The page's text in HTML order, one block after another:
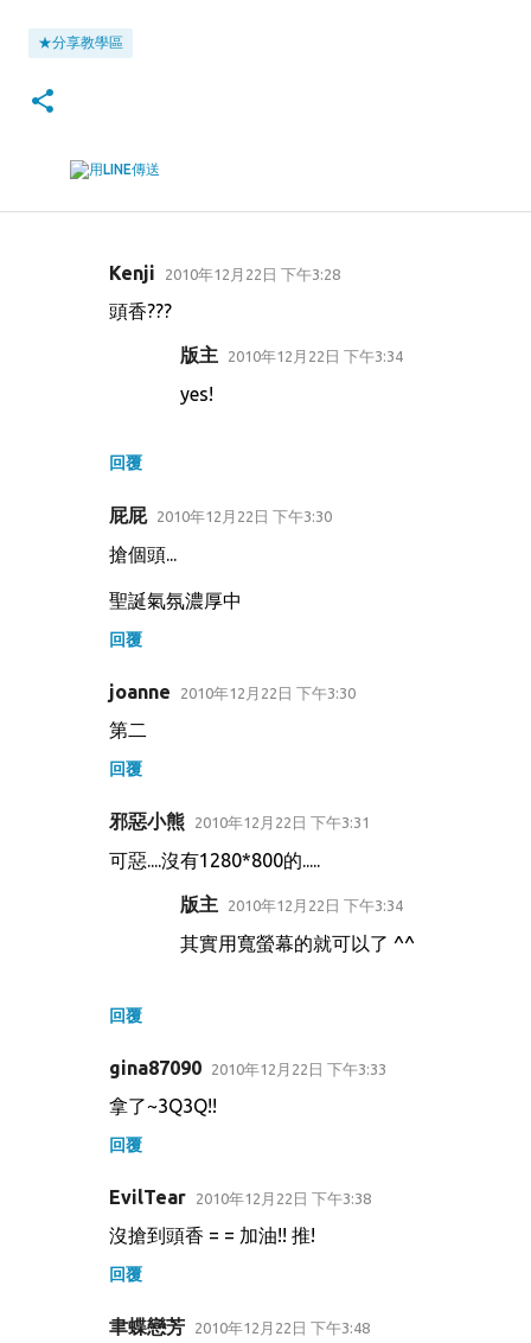
★分享教學區
Kenji 2010年12月22日 下午3:28
頭香???
回覆
版主 2010年12月22日 下午3:34
yes!
屁屁 2010年12月22日 下午3:30
搶個頭...
聖誕氣氛濃厚中
回覆
joanne 2010年12月22日 下午3:30
第二
回覆
邪惡小熊 2010年12月22日 下午3:31
可惡....沒有1280*800的.....
回覆
版主 2010年12月22日 下午3:34
其實用寬螢幕的就可以了 ^^
gina87090 2010年12月22日 下午3:33
拿了~3Q3Q!!
回覆
EvilTear 2010年12月22日 下午3:38
沒搶到頭香 = = 加油!! 推!
回覆
聿蝶戀芳 2010年12月22日 下午3:48